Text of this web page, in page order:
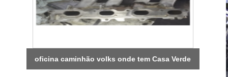
oficina caminhão volks onde tem Casa Verde